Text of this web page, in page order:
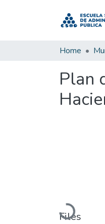
Home
Plan
Loading...
Files